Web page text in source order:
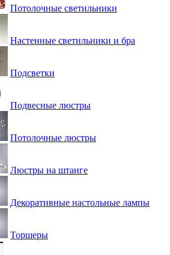
Потолочные светильники
Настенные светильники и бра
Подсветки
Подвесные люстры
Потолочные люстры
Люстры на штанге
Декоративные настольные лампы
Торшеры